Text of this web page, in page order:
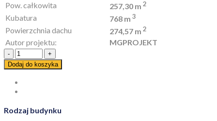
Pow. całkowita 257,30 m 2
Kubatura 768 m 3
Powierzchnia dachu 274,57 m 2
Autor projektu:
MGPROJEKT
Ilość
Dodaj do koszyka
Rodzaj budynku